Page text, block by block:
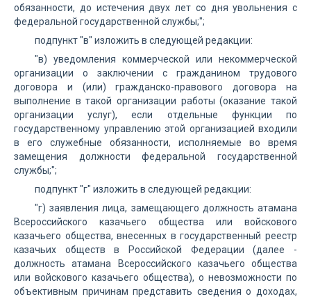
обязанности, до истечения двух лет со дня увольнения с
федеральной государственной службы;";
подпункт "в" изложить в следующей редакции:
"в) уведомления коммерческой или некоммерческой
организации о заключении с гражданином трудового
договора и (или) гражданско-правового договора на
выполнение в такой организации работы (оказание такой
организации услуг), если отдельные функции по
государственному управлению этой организацией входили
в его служебные обязанности, исполняемые во время
замещения должности федеральной государственной
службы;";
подпункт "г" изложить в следующей редакции:
"г) заявления лица, замещающего должность атамана
Всероссийского казачьего общества или войскового
казачьего общества, внесенных в государственный реестр
казачьих обществ в Российской Федерации (далее -
должность атамана Всероссийского казачьего общества
или войскового казачьего общества), о невозможности по
объективным причинам представить сведения о доходах,